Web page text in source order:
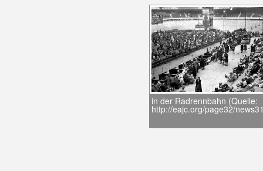
in der Radrennbahn (Quelle:
http://eajc.org/page32/